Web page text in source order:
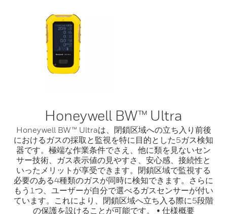
Honeywell BW™ Ultra
Honeywell BW™ Ultraは、閉鎖区域への立ち入り前後
におけるガスの採取と監視を特に目的とした5ガス検知
器です。極端な作業条件でさえ、他に類を見ないセン
サー技術、ガス表示値の見やすさ、安心感、接続性と
いったメリットが享受できます。閉鎖区域で監視する
必要のある4種類のガスが同時に検知できます。さらに
もう1つ、ユーザーが自分で選べるガスセンサーが付い
ています。これにより、閉鎖区域へ立ち入る際に5段階
の保護を設けることが可能です。 • 仕様概要